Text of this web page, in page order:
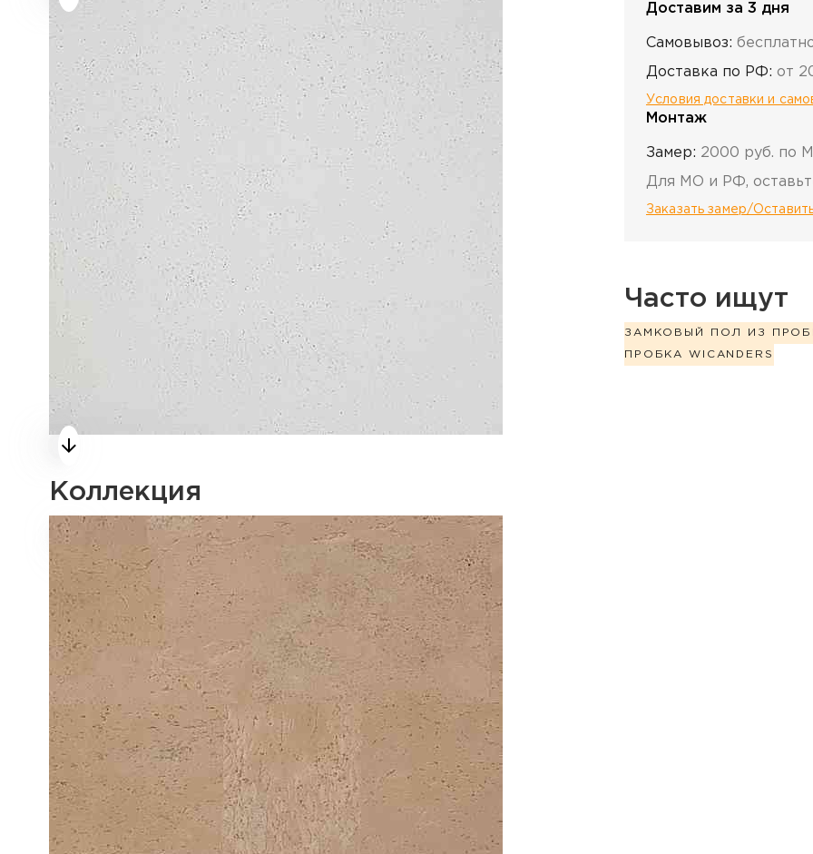
Коллекция
Доставим за 3 дня
Самовывоз:
Доставка по РФ: от
Условия доставки и
Монтаж
Замер: 2000 руб. по
Для МО и РФ,
Заказать замер/
Часто ищут
ЗАМКОВЫЙ ПОЛ ИЗ
ПРОБКА WICANDERS